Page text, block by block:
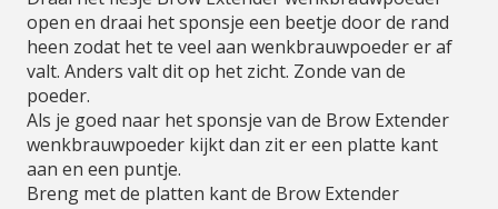
open en draai het sponsje een beetje door de rand
heen zodat het te veel aan wenkbrauwpoeder er af
valt. Anders valt dit op het zicht. Zonde van de
poeder.
Als je goed naar het sponsje van de Brow Extender
wenkbrauwpoeder kijkt dan zit er een platte kant
aan en een puntje.
Breng met de platten kant de Brow Extender